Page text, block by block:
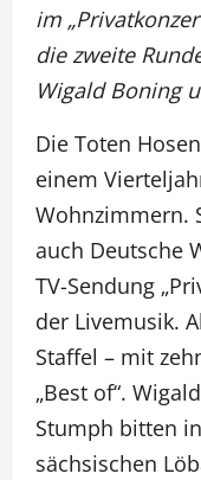
im
die zweite
Wigald Boning
Die Toten
einem
Wohnzimmern.
auch Deutsche
TV-Sendung
der Livemusik.
Staffel – mit
„Best of“.
Stumph bitten
sächsischen